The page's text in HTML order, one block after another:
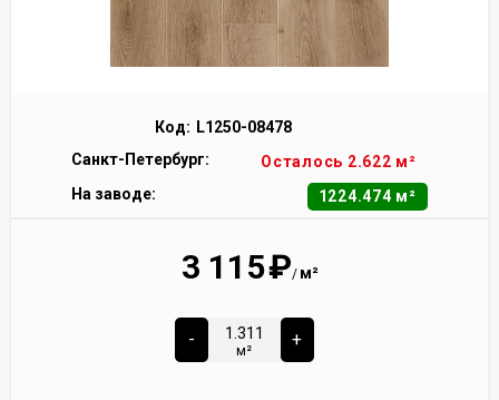
Код: L1250-08478
Санкт-Петербург:
Осталось 2.622 м²
На заводе:
1224.474 м²
3 115₽/ м²
-
м²
+